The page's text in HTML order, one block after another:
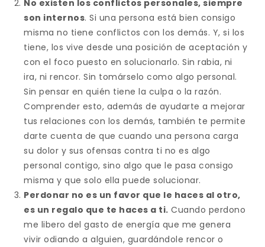
No existen los conflictos personales, siempre
son internos. Si una persona está bien consigo
misma no tiene conflictos con los demás. Y, si los
tiene, los vive desde una posición de aceptación y
con el foco puesto en solucionarlo. Sin rabia, ni
ira, ni rencor. Sin tomárselo como algo personal.
Sin pensar en quién tiene la culpa o la razón.
Comprender esto, además de ayudarte a mejorar
tus relaciones con los demás, también te permite
darte cuenta de que cuando una persona carga
su dolor y sus ofensas contra ti no es algo
personal contigo, sino algo que le pasa consigo
misma y que solo ella puede solucionar.
Perdonar no es un favor que le haces al otro,
es un regalo que te haces a ti. Cuando perdono
me libero del gasto de energía que me genera
vivir odiando a alguien, guardándole rencor o